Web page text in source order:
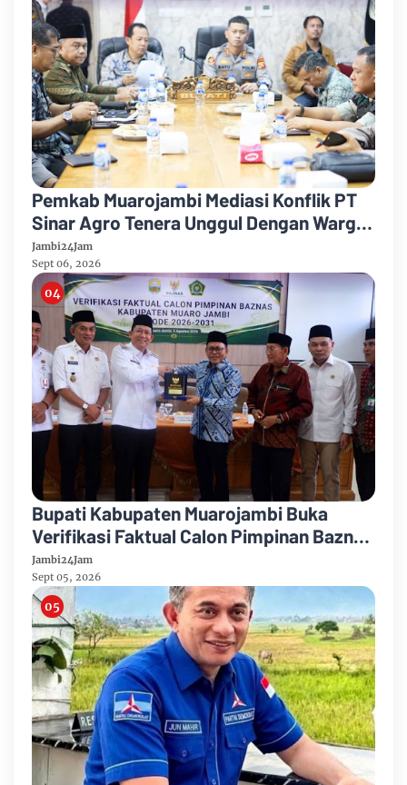
Pemkab Muarojambi Mediasi Konflik PT
Sinar Agro Tenera Unggul Dengan Warga
Sipin Teluk Duren
Jambi24Jam
Sept 06, 2026
Bupati Kabupaten Muarojambi Buka
Verifikasi Faktual Calon Pimpinan Baznas
Tahun 2026-2031
Jambi24Jam
Sept 05, 2026